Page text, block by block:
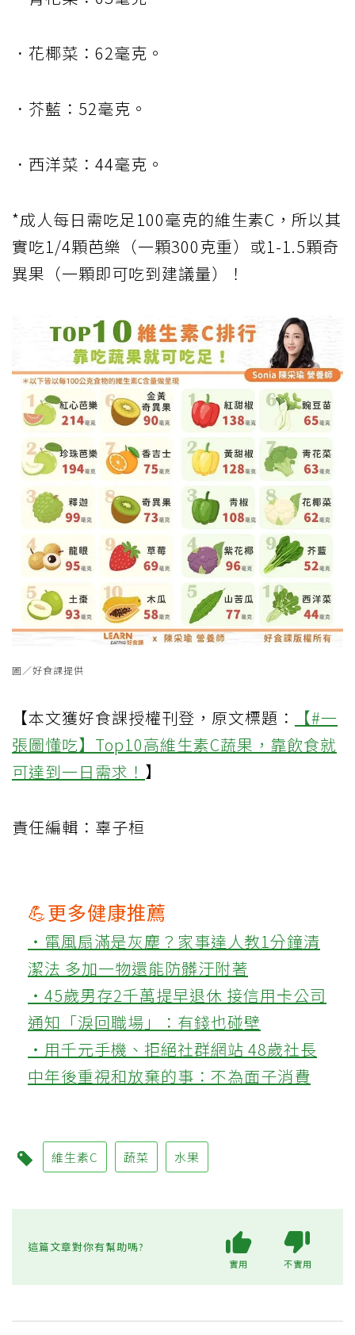
．花椰菜：62毫克。
．芥藍：52毫克。
．西洋菜：44毫克。
*成人每日需吃足100毫克的維生素C，所以其
實吃1/4顆芭樂（一顆300克重）或1-1.5顆奇
異果（一顆即可吃到建議量）！
圖／好食課提供
【本文獲好食課授權刊登，原文標題：
【#一
張圖懂吃】Top10高維生素C蔬果，靠飲食就
可達到一日需求！ 】
責任編輯：辜子桓
💪更多健康推薦
‧電風扇滿是灰塵？家事達人教1分鐘清
潔法 多加一物還能防髒汙附著
‧45歲男存2千萬提早退休 接信用卡公司
通知「淚回職場」：有錢也碰壁
‧用千元手機、拒絕社群網站 48歲社長
中年後重視和放棄的事：不為面子消費
維生素C 蔬菜 水果
這篇文章對你有幫助嗎?
實用 不實用